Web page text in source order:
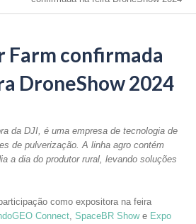
Farm confirmada
DroneShow 2024
da DJI, é uma empresa de tecnologia de
de pulverização. A linha agro contém
a dia do produtor rural, levando soluções
como expositora na feira
Connect, SpaceBR Showe Expo